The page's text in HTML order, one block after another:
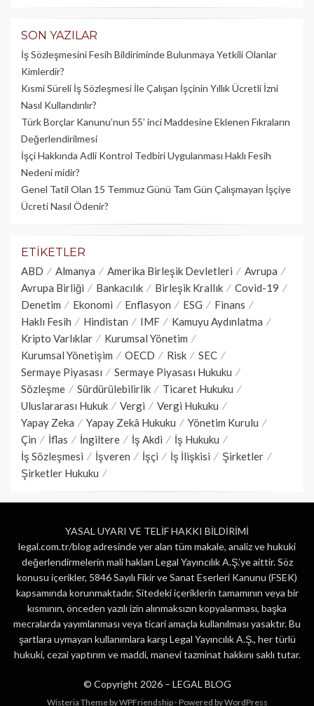
SON YAZILAR
İş Sözleşmesini Fesih Bildiriminde Bulunmaya Yetkili Olanlar
Kimlerdir?
Kısmi Süreli İş Sözleşmesi İle Çalışan İşçinin Yıllık Üc­retli İzni
Nasıl Kullandırılır?
Türk Borçlar Kanunu’nun 55’ inci Maddesine Eklenen Fıkraların
Değerlendirilmesi
İşçi Hakkında Adli Kontrol Tedbiri Uygulanması Haklı Fesih
Nedeni midir?
Genel Tatil Olan 15 Temmuz Günü Tam Gün Çalışmayan İşçiye
Ücreti Nasıl Ödenir?
ETIKETLER
ABD Almanya Amerika Birleşik Devletleri
Avrupa
Avrupa Birliği
Bankacılık Birleşik Krallık
Covid-19
Denetim
Ekonomi Enflasyon ESG
Finans
Haklı Fesih
Hindistan IMF
Kamuyu Aydınlatma
Kripto Varlıklar
Kurumsal Yönetim
Kurumsal Yönetişim
OECD Risk
SEC
Sermaye Piyasası
Sermaye Piyasası Hukuku
Sözleşme
Sürdürülebilirlik
Ticaret Hukuku
Uluslararası Hukuk
Vergi
Vergi Hukuku
Yapay Zeka
Yapay Zekâ Hukuku
Yönetim Kurulu
Çin
İflas İngiltere İş Akdi
İş Hukuku
İş Sözleşmesi
İşveren İşçi İş İlişkisi
Şirketler
Şirketler Hukuku
YASAL UYARI VE TELİF HAKKI BİLDİRİMİ
legal.com.tr/blog adresinde yer alan tüm makale, analiz ve hukuki
değerlendirmelerin mali hakları Legal Yayıncılık A.Ş.’ye aittir. Söz
konusu içerikler, 5846 Sayılı Fikir ve Sanat Eserleri Kanunu (FSEK)
kapsamında korunmaktadır. Sitedeki içeriklerin tamamının veya bir
kısmının, önceden yazılı izin alınmaksızın kopyalanması, başka
mecralarda yayımlanması veya ticari amaçla kullanılması yasaktır. Bu
şartlara uymayan kullanımlara karşı Legal Yayıncılık A.Ş., her türlü
hukuki, cezai yaptırım ve maddi, manevi tazminat hakkını saklı tutar.
© Copyright 2026 – LEGAL BLOG
Wisteria Theme byWPFriendship ⋅ Powered byWordPress